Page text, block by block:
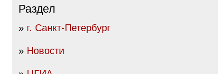
Раздел
» г. Санкт-Петербург
» Новости